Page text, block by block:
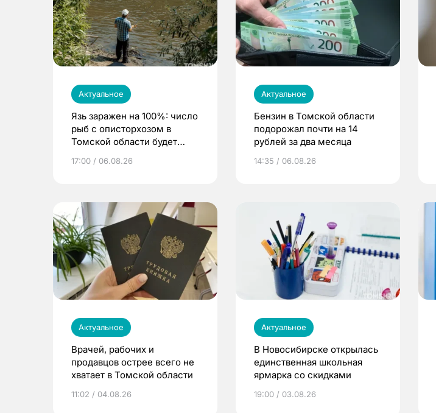
Актуальное
Язь заражен на 100%: число
рыб с описторхозом в
Томской области будет
17:00 / 06.08.26
Актуальное
Бензин в Томской области
подорожал почти на 14
рублей за два месяца
14:35 / 06.08.26
Актуальное
Врачей, рабочих и
продавцов острее всего не
хватает в Томской области
11:02 / 04.08.26
Актуальное
В Новосибирске открылась
единственная школьная
ярмарка со скидками
19:00 / 03.08.26